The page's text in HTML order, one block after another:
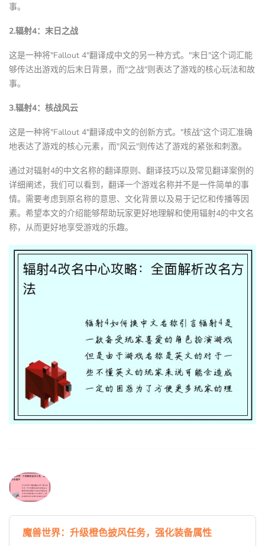
事。
2.辐射4：末日之战
这是一种将"Fallout 4"翻译成中文的另一种方式。"末日"这个词汇能
够传达出游戏的后末日背景，而"之战"则表达了游戏的核心玩法和故
事。
3.辐射4：核战风云
这是一种将"Fallout 4"翻译成中文的创新方式。"核战"这个词汇准确
地表达了游戏的核心元素，而"风云"则传达了游戏的紧张和刺激。
通过对辐射4的中文名称的翻译原则、翻译技巧以及常见翻译案例的
详细阐述，我们可以看到，翻译一个游戏名称并不是一件简单的事
情。需要考虑到原名称的意思、文化背景以及易于记忆和传播等因
素。希望本文的介绍能够帮助玩家更好地理解和使用辐射4的中文名
称，从而更好地享受游戏的乐趣。
魔兽世界：升级橙色披风任务，强化装备属性